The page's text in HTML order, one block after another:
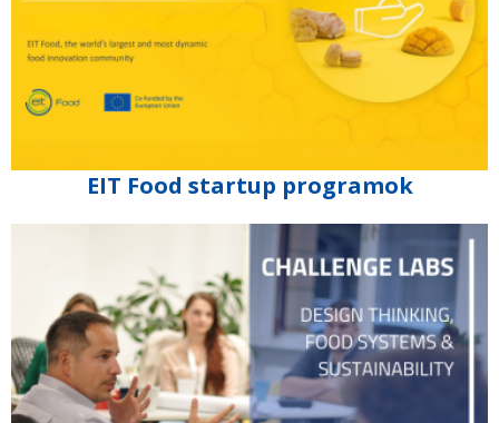
EIT Food startup programok